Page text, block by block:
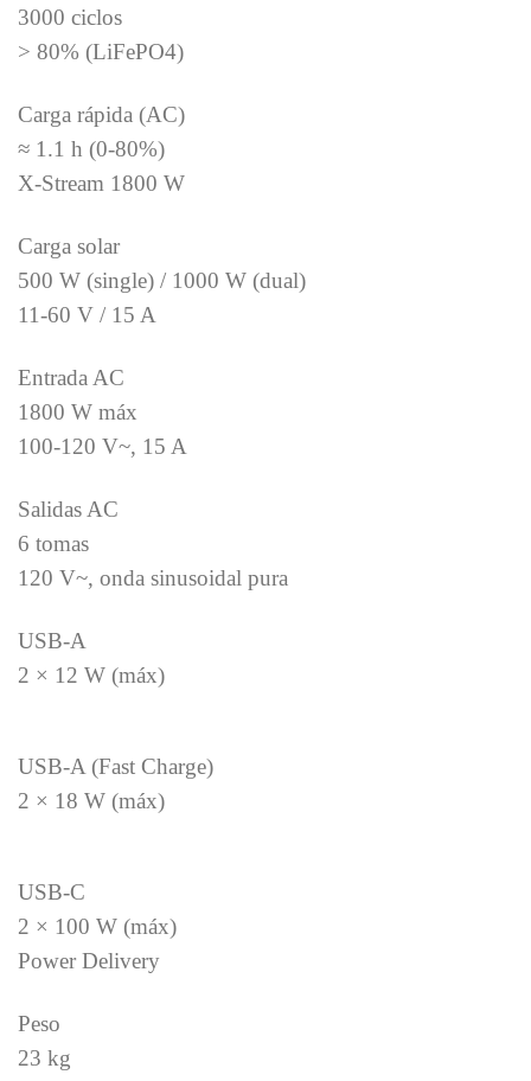
3000 ciclos
> 80% (LiFePO4)
Carga rápida (AC)
≈ 1.1 h (0-80%)
X-Stream 1800 W
Carga solar
500 W (single) / 1000 W (dual)
11-60 V / 15 A
Entrada AC
1800 W máx
100-120 V~, 15 A
Salidas AC
6 tomas
120 V~, onda sinusoidal pura
USB-A
2 × 12 W (máx)
USB-A (Fast Charge)
2 × 18 W (máx)
USB-C
2 × 100 W (máx)
Power Delivery
Peso
23 kg